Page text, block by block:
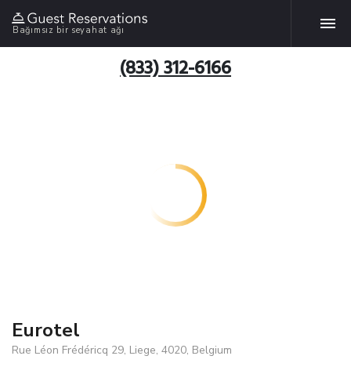
Bağımsız bir seyahat ağı
(833) 312-6166
Eurotel
Rue Léon Frédéricq 29, Liege, 4020, Belgium